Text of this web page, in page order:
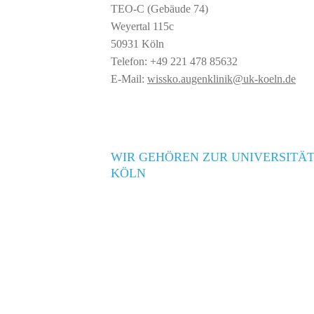
TEO-C (Gebäude 74)
Weyertal 115c
50931 Köln
Telefon: +49 221 478 85632
E-Mail: wissko.augenklinik@uk-koeln.de
WIR GEHÖREN ZUR
KÖLN